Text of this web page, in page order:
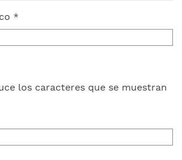
*
los caracteres que se muestran